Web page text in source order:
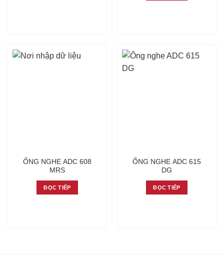
ỐNG NGHE ADC 608
MRS
ĐỌC TIẾP
ỐNG NGHE ADC 615
DG
ĐỌC TIẾP